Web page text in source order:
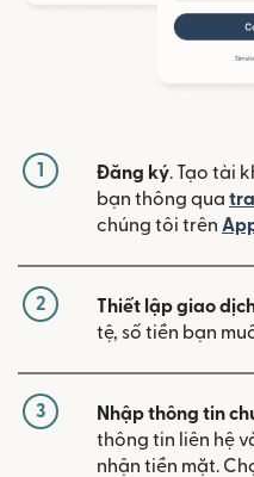
1 Đăng ký. Tạo tài
bạn thông qua
chúng tôi trên
2 Thiết lập giao
tệ, số tiền bạn
3 Nhập thông tin
thông tin liên hệ
nhận tiền mặt.